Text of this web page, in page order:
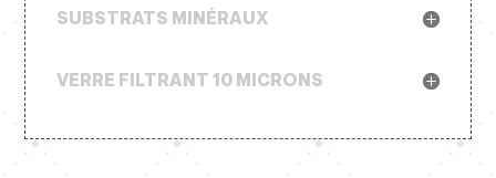
SUBSTRATS MINÉRAUX
VERRE FILTRANT 10 MICRONS